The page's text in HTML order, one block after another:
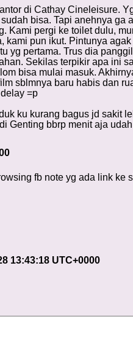
di Cathay Cineleisure.
bisa. Tapi anehnya
Kami pergi ke toilet dulu,
pun ikut. Pintunya
yg pertama. Trus dia
Sekilas terpikir apa ini
bisa mulai masuk.
sblmnya baru habis dan
=p
ku kurang bagus jd sakit
Genting bbrp menit aja
fb note yg ada link ke
13:43:18 UTC+0000